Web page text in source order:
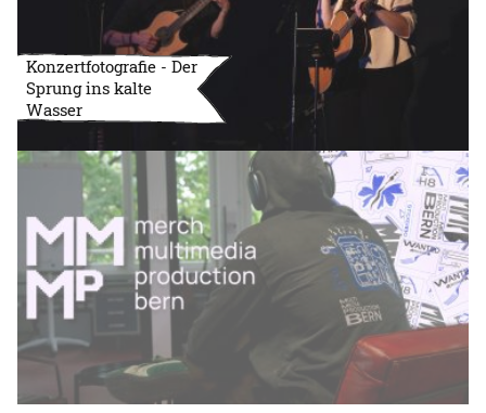
Konzertfotografie - Der
Sprung ins kalte
Wasser